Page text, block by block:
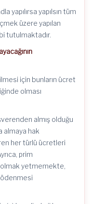
yapılırsa yapılsın tüm
üzere yapılan
tutulmaktadır.
için bunların ücret
olması
almış olduğu
almaya hak
her türlü ücretleri
prim
olmak yetmemekte,
ödenmesi